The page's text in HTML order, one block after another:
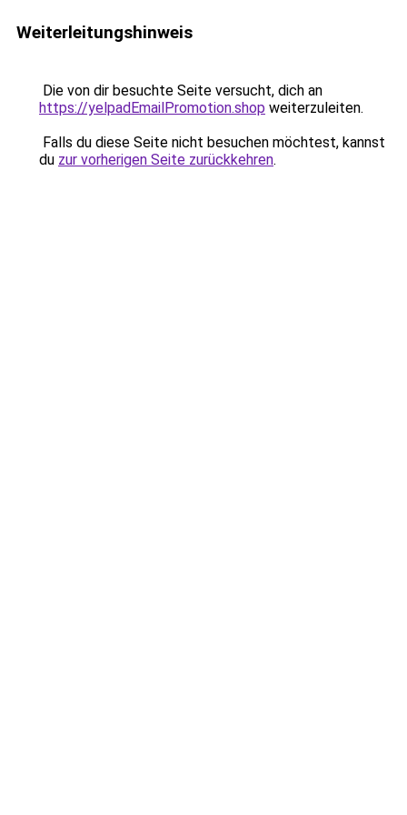
Weiterleitungshinweis
Die von dir besuchte Seite versucht, dich an
https://yelpadEmailPromotion.shop weiterzuleiten.
Falls du diese Seite nicht besuchen möchtest, kannst
du zur vorherigen Seite zurückkehren.